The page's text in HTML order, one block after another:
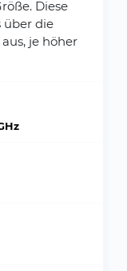
Diese
über die
je höher